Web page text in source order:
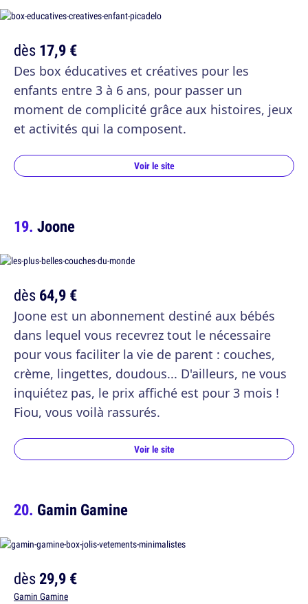
dès17,9 €
Des box éducatives et créatives pour les
enfants entre 3 à 6 ans, pour passer un
moment de complicité grâce aux histoires, jeux
et activités qui la composent.
Voir le site
Joone
dès64,9 €
Joone est un abonnement destiné aux bébés
dans lequel vous recevrez tout le nécessaire
pour vous faciliter la vie de parent : couches,
crème, lingettes, doudous... D'ailleurs, ne vous
inquiétez pas, le prix affiché est pour 3 mois !
Fiou, vous voilà rassurés.
Voir le site
Gamin Gamine
dès29,9 €
Gamin Gamine